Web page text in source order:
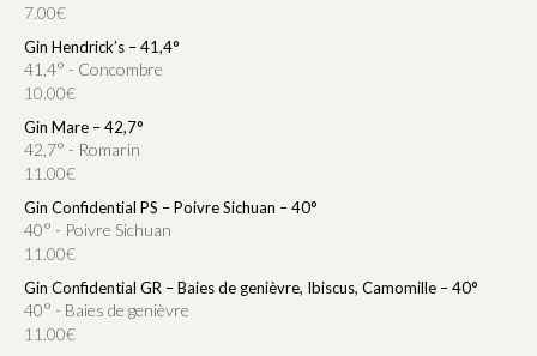
7.00€
Gin Hendrick’s – 41,4°
41,4° - Concombre
10.00€
Gin Mare – 42,7°
42,7° - Romarin
11.00€
Gin Confidential PS – Poivre Sichuan – 40°
40° - Poivre Sichuan
11.00€
Gin Confidential GR – Baies de genièvre, Ibiscus, Camomille – 40°
40° - Baies de genièvre
11.00€